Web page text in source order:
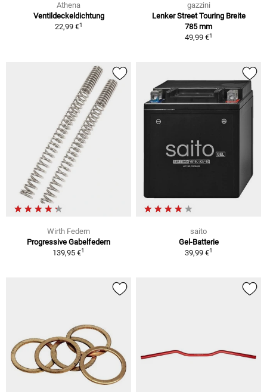
Athena
Ventildeckeldichtung
22,99 €1
gazzini
Lenker Street Touring Breite
785 mm
49,99 €1
Wirth Federn
Progressive Gabelfedern
139,95 €1
saito
Gel-Batterie
39,99 €1